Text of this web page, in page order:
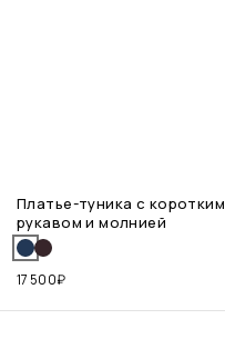
Платье-туника с коротким
рукавом и молнией
17 500₽